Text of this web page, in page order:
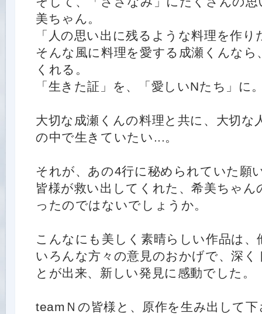
美ちゃん。
「人の思い出に残るような料理を作り
そんな風に料理を愛する成瀬くんなら
くれる。
「生きた証」を、「愛しいNたち」に
大切な成瀬くんの料理と共に、大切な
の中で生きていたい...。
それが、あの4行に秘められていた願
皆様が救い出してくれた、希美ちゃん
ったのではないでしょうか。
こんなにも美しく素晴らしい作品は
いろんな方々の意見のおかげで、深
とが出来、新しい発見に感動でした。
teamＮの皆様と、原作を生み出して